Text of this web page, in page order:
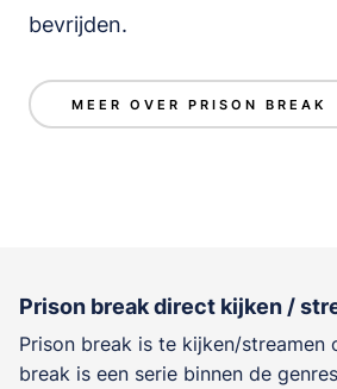
bevrijden.
MEER OVER PRISON BREAK
Prison break direct kijken /
Prison break is te kijken/streamen
break is een serie binnen de genres